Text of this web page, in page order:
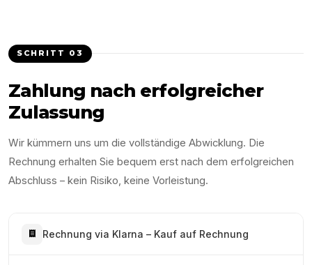
SCHRITT 03
Zahlung nach erfolgreicher
Zulassung
Wir kümmern uns um die vollständige Abwicklung. Die
Rechnung erhalten Sie bequem erst nach dem erfolgreichen
Abschluss – kein Risiko, keine Vorleistung.
Rechnung via Klarna – Kauf auf Rechnung